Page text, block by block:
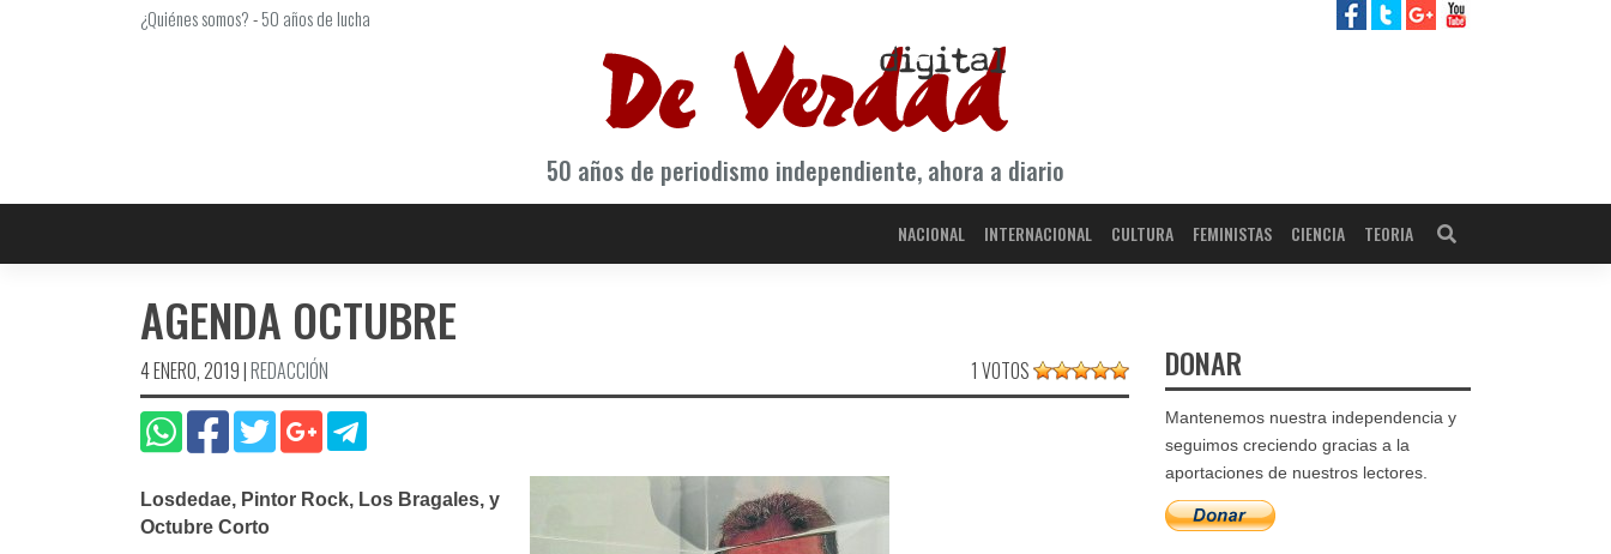
¿Quiénes somos?-50 años de lucha
50 años de periodismo independiente, ahora a diario
NACIONAL INTERNACIONAL CULTURA FEMINISTAS CIENCIA TEORIA
AGENDA OCTUBRE
4 ENERO, 2019|REDACCIÓN 1 VOTOS
Losdedae, Pintor Rock, Los Bragales, y
Octubre Corto
DONAR
Mantenemos nuestra independencia y
seguimos creciendo gracias a la
aportaciones de nuestros lectores.